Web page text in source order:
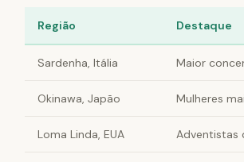
Região Destaque
Sardenha, Itália Maior
Okinawa, Japão Mulheres
Loma Linda, EUA Adventistas